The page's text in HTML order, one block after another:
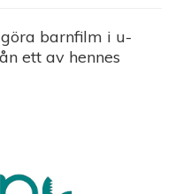
barnfilm i u-
ett av hennes